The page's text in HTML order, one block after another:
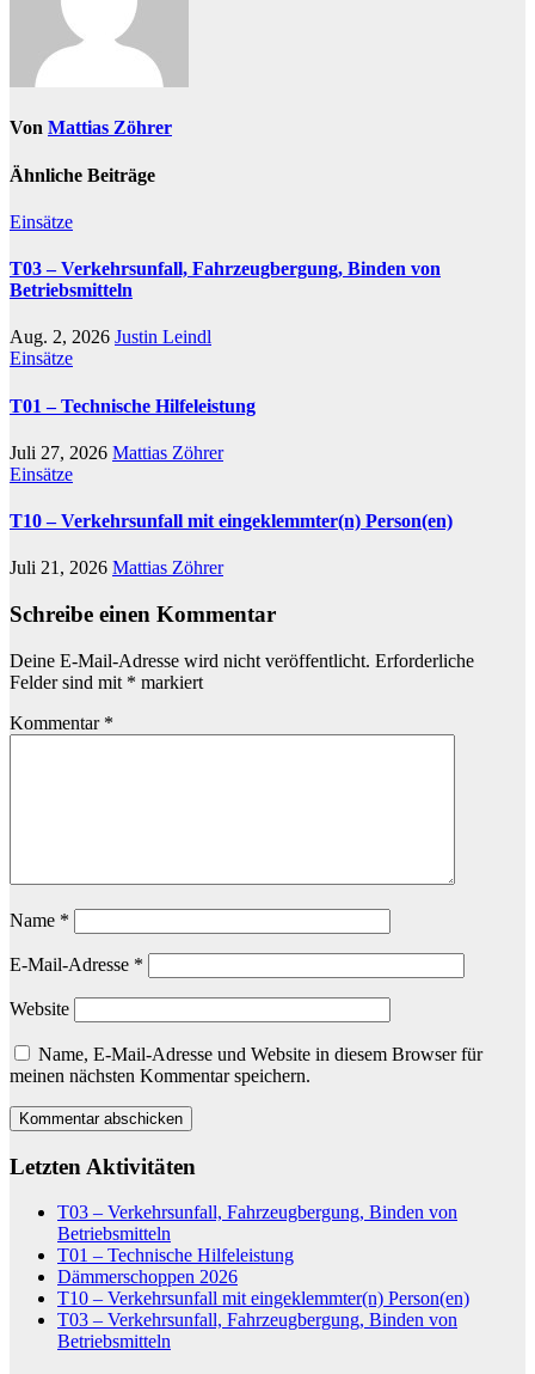
Von Mattias Zöhrer
Ähnliche Beiträge
Einsätze
T03 – Verkehrsunfall, Fahrzeugbergung, Binden von
Betriebsmitteln
Aug. 2, 2026 Justin Leindl
Einsätze
T01 – Technische Hilfeleistung
Juli 27, 2026 Mattias Zöhrer
Einsätze
T10 – Verkehrsunfall mit eingeklemmter(n) Person(en)
Juli 21, 2026 Mattias Zöhrer
Schreibe einen Kommentar
Deine E-Mail-Adresse wird nicht veröffentlicht. Erforderliche
Felder sind mit * markiert
Kommentar *
Name *
E-Mail-Adresse *
Website
Name, E-Mail-Adresse und Website in diesem Browser für
meinen nächsten Kommentar speichern.
Letzten Aktivitäten
T03 – Verkehrsunfall, Fahrzeugbergung, Binden von
Betriebsmitteln
T01 – Technische Hilfeleistung
Dämmerschoppen 2026
T10 – Verkehrsunfall mit eingeklemmter(n) Person(en)
T03 – Verkehrsunfall, Fahrzeugbergung, Binden von
Betriebsmitteln